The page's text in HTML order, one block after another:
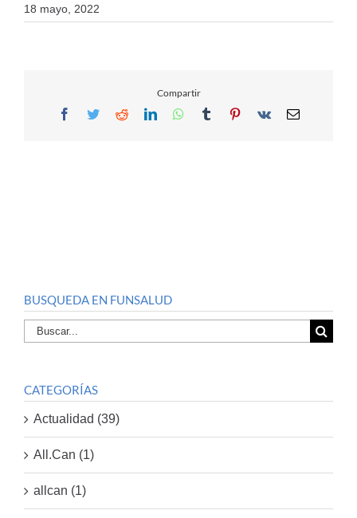
18 mayo, 2022
Compartir
Facebook
TwitterRedditLinkedInWhatsApp
TumblrPinterest
Vk Email
BUSQUEDA EN FUNSALUD
Buscar
por:
CATEGORÍAS
Actualidad (39)
All.Can (1)
allcan (1)